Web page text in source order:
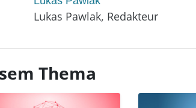
Lukas Pawlak, Redakteur
Thema